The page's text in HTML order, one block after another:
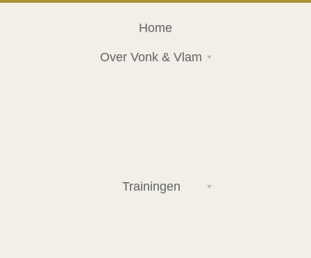
Home
Over Vonk & Vlam
Trainingen